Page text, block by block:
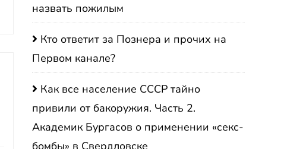
назвать пожилым
Кто ответит за Познера и прочих на
Первом канале?
Как все население СССР тайно
привили от бакоружия. Часть 2.
Академик Бургасов о применении «секс-
бомбы» в Свердловске